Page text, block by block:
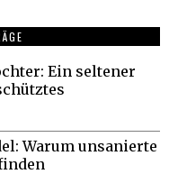
Ein seltener
Warum unsanierte